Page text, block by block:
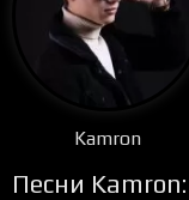
Kamron
Песни Kamron: